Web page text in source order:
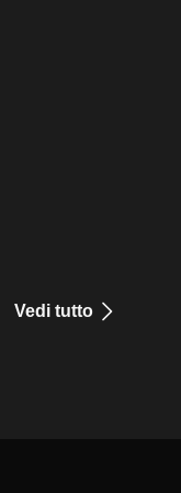
Vedi tutto